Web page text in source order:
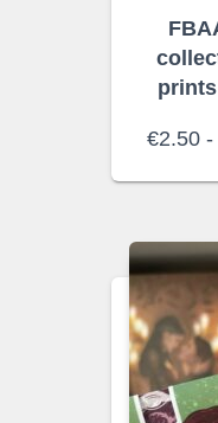
€2.50 -